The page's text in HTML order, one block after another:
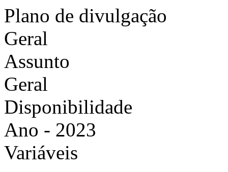
Plano de divulgação
Geral
Assunto
Geral
Disponibilidade
Ano - 2023
Variáveis